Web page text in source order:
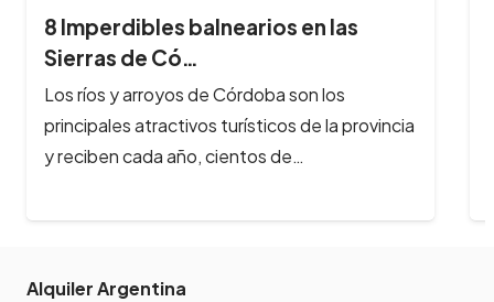
8 Imperdibles balnearios en las
Sierras de Có…
Los ríos y arroyos de Córdoba son los
principales atractivos turísticos de la provincia
y reciben cada año, cientos de…
Alquiler Argentina